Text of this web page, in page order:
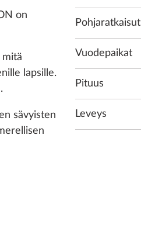
on
mitä
lapsille.
sävyisten
Pohjaratkaisut
Vuodepaikat
Pituus
Leveys